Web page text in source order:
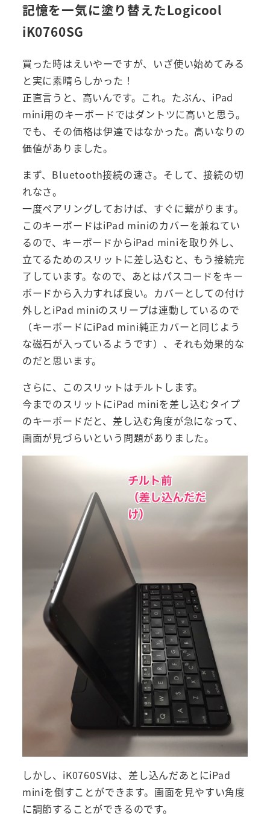
記憶を一気に塗り替えたLogicool
iK0760SG
買った時はえいやーですが、いざ使い始めてみる
と実に素晴らしかった！
正直言うと、高いんです。これ。たぶん、iPad
mini用のキーボードではダントツに高いと思う。
でも、その価格は伊達ではなかった。高いなりの
価値がありました。
まず、Bluetooth接続の速さ。そして、接続の切
れなさ。
一度ペアリングしておけば、すぐに繋がります。
このキーボードはiPad miniのカバーを兼ねてい
るので、キーボードからiPad miniを取り外し、
立てるためのスリットに差し込むと、もう接続完
了しています。なので、あとはパスコードをキー
ボードから入力すれば良い。カバーとしての付け
外しとiPad miniのスリープは連動しているので
（キーボードにiPad mini純正カバーと同じよう
な磁石が入っているようです）、それも効果的な
のだと思います。
さらに、このスリットはチルトします。
今までのスリットにiPad miniを差し込むタイプ
のキーボードだと、差し込む角度が急になって、
画面が見づらいという問題がありました。
しかし、iK0760SVは、差し込んだあとにiPad
miniを倒すことができます。画面を見やすい角度
に調節することができるのです。